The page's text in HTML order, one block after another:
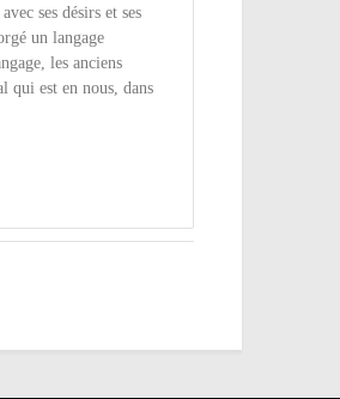
ses désirs et ses
un langage
les anciens
qui est en nous, dans